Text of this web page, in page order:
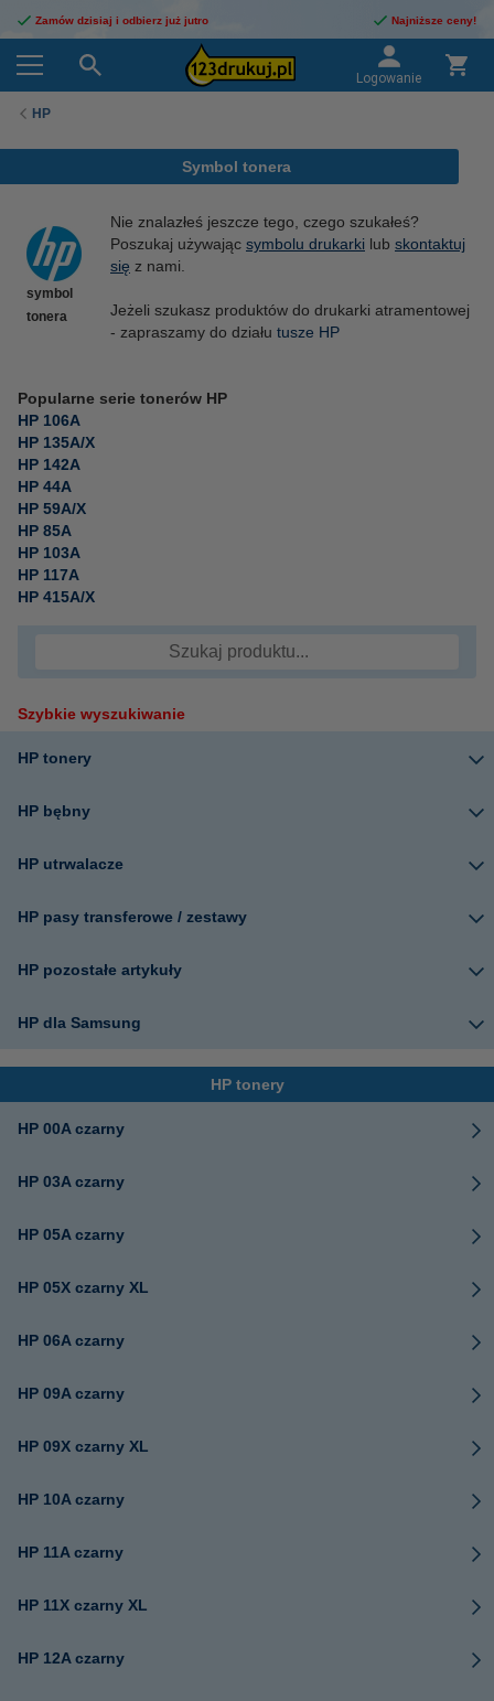
Zamów dzisiaj i odbierz już jutro Najniższe ceny!
Logowanie
HP
Symbol tonera
symbol
tonera
Nie znalazłeś jeszcze tego, czego szukałeś?
Poszukaj używając symbolu drukarki lub skontaktuj
się z nami.
Jeżeli szukasz produktów do drukarki atramentowej
- zapraszamy do działu tusze HP
Popularne serie tonerów HP
HP 106A
HP 135A/X
HP 142A
HP 44A
HP 59A/X
HP 85A
HP 103A
HP 117A
HP 415A/X
Szybkie wyszukiwanie
HP tonery
HP bębny
HP utrwalacze
HP pasy transferowe / zestawy
HP pozostałe artykuły
HP dla Samsung
HP tonery
HP 00A czarny
HP 03A czarny
HP 05A czarny
HP 05X czarny XL
HP 06A czarny
HP 09A czarny
HP 09X czarny XL
HP 10A czarny
HP 11A czarny
HP 11X czarny XL
HP 12A czarny